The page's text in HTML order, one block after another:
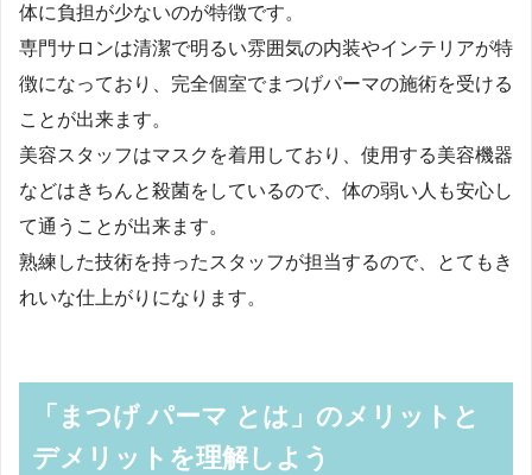
体に負担が少ないのが特徴です。
専門サロンは清潔で明るい雰囲気の内装やインテリアが特
徴になっており、完全個室でまつげパーマの施術を受ける
ことが出来ます。
美容スタッフはマスクを着用しており、使用する美容機器
などはきちんと殺菌をしているので、体の弱い人も安心し
て通うことが出来ます。
熟練した技術を持ったスタッフが担当するので、とてもき
れいな仕上がりになります。
「まつげ パーマ とは」のメリットと
デメリットを理解しよう